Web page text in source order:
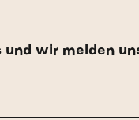
und wir melden